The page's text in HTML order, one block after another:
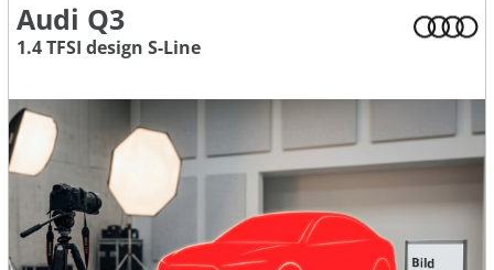
Audi Q3
1.4 TFSI design S-Line